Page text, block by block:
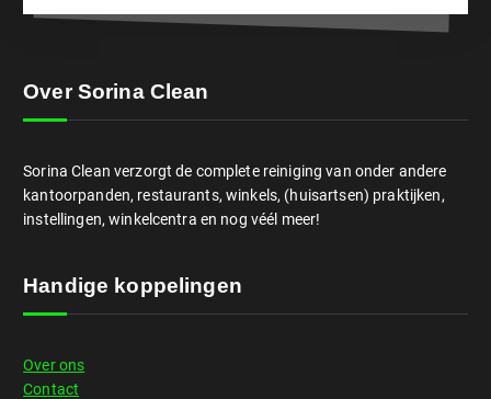
Over Sorina Clean
Sorina Clean verzorgt de complete reiniging van onder andere
kantoorpanden, restaurants, winkels, (huisartsen) praktijken,
instellingen, winkelcentra en nog véél meer!
Handige koppelingen
Over ons
Contact